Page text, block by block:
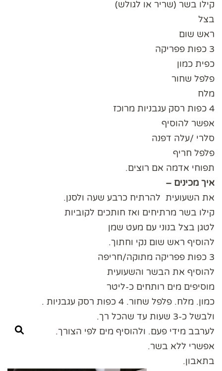
קילו בשר (שריר או לגולש)
בצל
ראש שום
3 כפות פפריקה
כפית כמון
פלפל שחור
מלח
4 כפות רסק עגבניות מרוכז
אפשר להוסיף
סלרי /עלה דפנה
פלפל חריף
תפוחי אדמה אם רוצים.
איך מכינים –
את השעועית להרתיח כרבע שעה ולסנן.
קילו בשר מרתיחים ואז חותכים לקוביות
לטגן בצל בנוני עם מעט שמן
להוסיף ראש שום נקי וחתוך.
3 כפות פפריקה מתוקה/חריפה
להוסיף את הבשר והשעועית
מוסיפים מים רותחים כ-ליטר
כמון. מלח. פלפל שחור. 4 כפות רסק עגבניות .
ולבשל כ-3 שעות עד שהכל רך.
לערבב מידי פעם. ולהוסיף מים לפי הצורך.
אפשרי ללא בשר.
בתאבון.